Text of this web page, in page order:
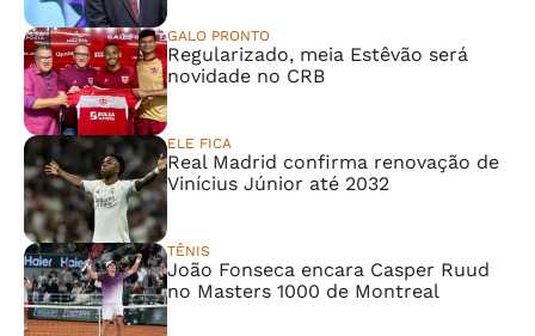
GALO PRONTO
Regularizado, meia Estêvão será
novidade no CRB
ELE FICA
Real Madrid confirma renovação de
Vinícius Júnior até 2032
TÊNIS
João Fonseca encara Casper Ruud
no Masters 1000 de Montreal